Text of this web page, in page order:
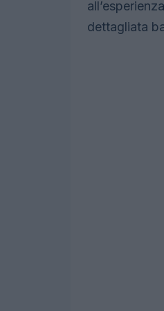
dettagliata